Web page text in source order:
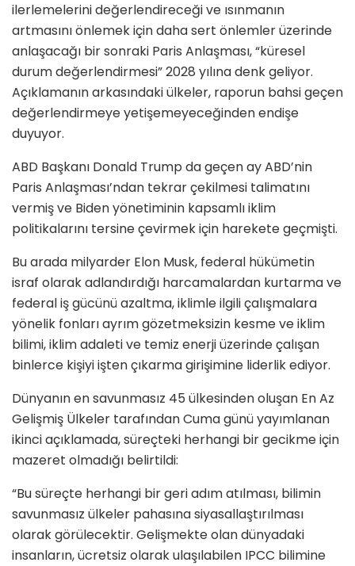
ilerlemelerini değerlendireceği ve ısınmanın
artmasını önlemek için daha sert önlemler üzerinde
anlaşacağı bir sonraki Paris Anlaşması, “küresel
durum değerlendirmesi” 2028 yılına denk geliyor.
Açıklamanın arkasındaki ülkeler, raporun bahsi geçen
değerlendirmeye yetişemeyeceğinden endişe
duyuyor.
ABD Başkanı Donald Trump da geçen ay ABD’nin
Paris Anlaşması’ndan tekrar çekilmesi talimatını
vermiş ve Biden yönetiminin kapsamlı iklim
politikalarını tersine çevirmek için harekete geçmişti.
Bu arada milyarder Elon Musk, federal hükümetin
israf olarak adlandırdığı harcamalardan kurtarma ve
federal iş gücünü azaltma, iklimle ilgili çalışmalara
yönelik fonları ayrım gözetmeksizin kesme ve iklim
bilimi, iklim adaleti ve temiz enerji üzerinde çalışan
binlerce kişiyi işten çıkarma girişimine liderlik ediyor.
Dünyanın en savunmasız 45 ülkesinden oluşan En Az
Gelişmiş Ülkeler tarafından Cuma günü yayımlanan
ikinci açıklamada, süreçteki herhangi bir gecikme için
mazeret olmadığı belirtildi:
“Bu süreçte herhangi bir geri adım atılması, bilimin
savunmasız ülkeler pahasına siyasallaştırılması
olarak görülecektir. Gelişmekte olan dünyadaki
insanların, ücretsiz olarak ulaşılabilen IPCC bilimine